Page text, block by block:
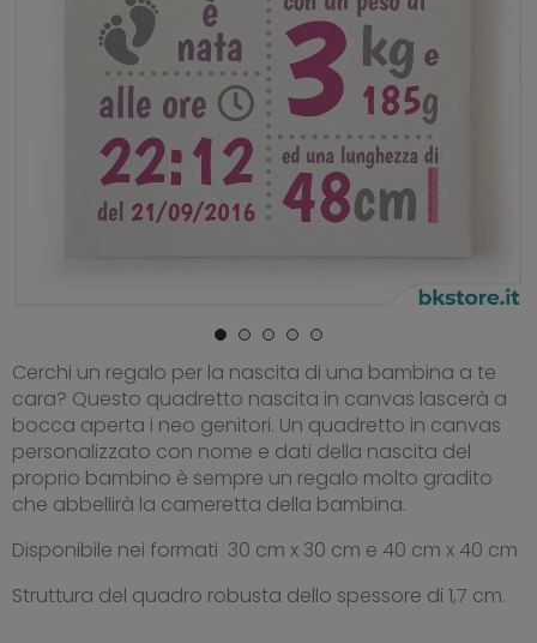
Cerchi un regalo per la nascita di una bambina a te
cara? Questo quadretto nascita in canvas lascerà a
bocca aperta i neo genitori. Un quadretto in canvas
personalizzato con nome e dati della nascita del
proprio bambino è sempre un regalo molto gradito
che abbellirà la cameretta della bambina.
Disponibile nei formati 30 cm x 30 cm e 40 cm x 40 cm
Struttura del quadro robusta dello spessore di 1,7 cm.